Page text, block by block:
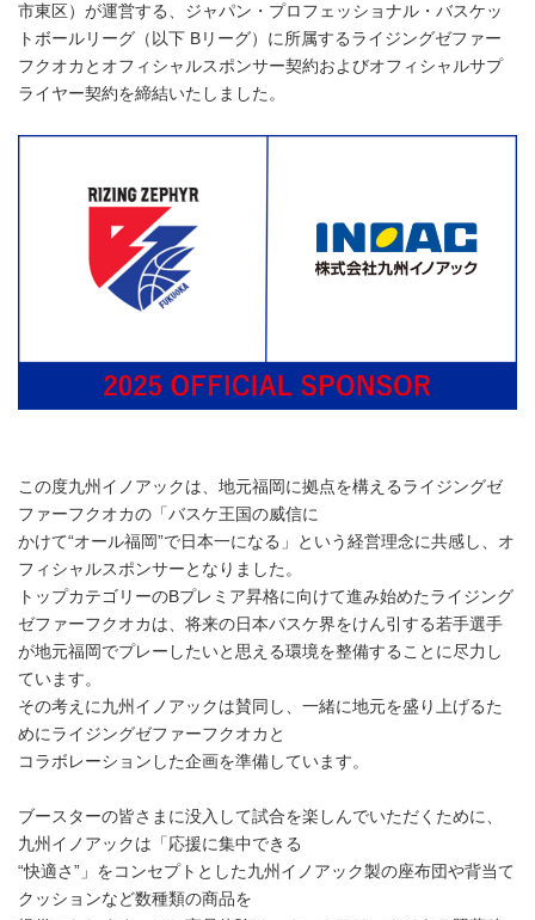
市東区）が運営する、ジャパン・プロフェッショナル・バスケッ
トボールリーグ（以下 Bリーグ）に所属するライジングゼファー
フクオカとオフィシャルスポンサー契約およびオフィシャルサプ
ライヤー契約を締結いたしました。
この度九州イノアックは、地元福岡に拠点を構えるライジングゼ
ファーフクオカの「バスケ王国の威信に
かけて“オール福岡”で日本一になる」という経営理念に共感し、オ
フィシャルスポンサーとなりました。
トップカテゴリーのBプレミア昇格に向けて進み始めたライジング
ゼファーフクオカは、将来の日本バスケ界をけん引する若手選手
が地元福岡でプレーしたいと思える環境を整備することに尽力し
ています。
その考えに九州イノアックは賛同し、一緒に地元を盛り上げるた
めにライジングゼファーフクオカと
コラボレーションした企画を準備しています。
ブースターの皆さまに没入して試合を楽しんでいただくために、
九州イノアックは「応援に集中できる
“快適さ”」をコンセプトとした九州イノアック製の座布団や背当て
クッションなど数種類の商品を